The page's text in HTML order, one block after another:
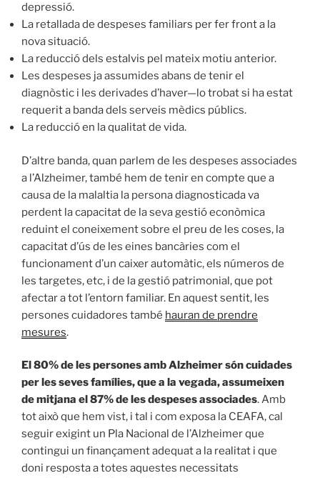
depressió.
La retallada de despeses familiars per fer front a la
nova situació.
La reducció dels estalvis pel mateix motiu anterior.
Les despeses ja assumides abans de tenir el
diagnòstic i les derivades d’haver—lo trobat si ha estat
requerit a banda dels serveis mèdics públics.
La reducció en la qualitat de vida.
D’altre banda, quan parlem de les despeses associades
a l’Alzheimer, també hem de tenir en compte que a
causa de la malaltia la persona diagnosticada va
perdent la capacitat de la seva gestió econòmica
reduint el coneixement sobre el preu de les coses, la
capacitat d’ús de les eines bancàries com el
funcionament d’un caixer automàtic, els números de
les targetes, etc, i de la gestió patrimonial, que pot
afectar a tot l’entorn familiar. En aquest sentit, les
persones cuidadores també hauran de prendre
mesures.
El 80% de les persones amb Alzheimer són cuidades
per les seves famílies, que a la vegada, assumeixen
de mitjana el 87% de les despeses associades. Amb
tot això que hem vist, i tal i com exposa la CEAFA, cal
seguir exigint un Pla Nacional de l’Alzheimer que
contingui un finançament adequat a la realitat i que
doni resposta a totes aquestes necessitats